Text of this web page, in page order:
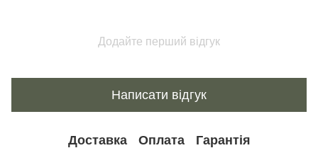
Додайте перший відгук
Написати відгук
Доставка Оплата Гарантія